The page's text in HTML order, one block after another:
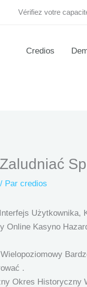
Vérifiez votre
Credios
/ Parcredios
Użytkownika,
Online Kasyno
.
Okres Historyczny